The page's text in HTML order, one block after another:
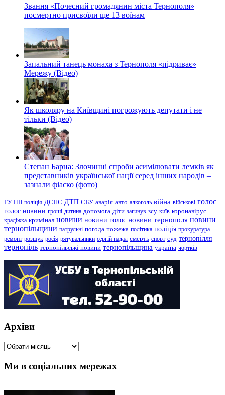
Звання «Почесний громадянин міста Тернополя»
посмертно присвоїли ще 13 воїнам
Запальний танець монаха з Тернополя «підриває»
Мережу (Відео)
Як школяру на Київщині погрожують депутати і не
тільки (Відео)
Степан Барна: Злочинні спроби асимілювати лемків як
представників української нації серед інших народів –
зазнали фіаско (фото)
ГУ НП поліція ДСНС ДТП СБУ аварія авто алкоголь війна військові голос
голос новини гроші дитина допомога діти загинув зсу київ коронавірус
крадіжка кримінал новини новини голос новини тернополя новини
тернопільщини патрульні погода пожежа політика поліція прокуратура
ремонт розшук росія рятувальники сергій надал смерть спорт суд тернопілля
тернопіль тернопільські новини тернопільщина україна чортків
Архіви
Архіви
Ми в соціальних мережах